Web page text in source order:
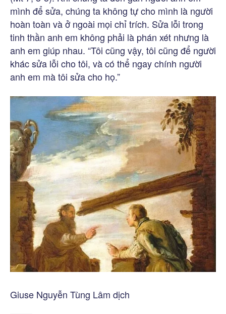
mình để sửa, chúng ta không tự cho mình là người
hoàn toàn và ở ngoài mọi chỉ trích. Sửa lỗi trong
tinh thần anh em không phải là phán xét nhưng là
anh em giúp nhau. “Tôi cũng vậy, tôi cũng để người
khác sửa lỗi cho tôi, và có thể ngay chính người
anh em mà tôi sửa cho họ.”
Giuse Nguyễn Tùng Lâm dịch